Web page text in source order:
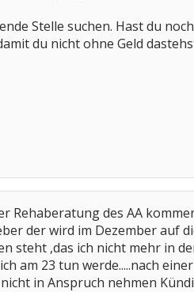
Stelle suchen. Hast du
du nicht ohne Geld
Rehaberatung des AA
der wird im Dezember auf
steht ,das ich nicht mehr in
am 23 tun werde.....nach
in Anspruch nehmen